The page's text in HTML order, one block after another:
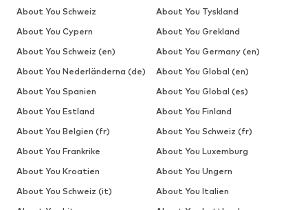
About You Schweiz
About You Tyskland
About You Cypern
About You Grekland
About You Schweiz (en)
About You Germany (en)
About You Nederländerna (de)
About You Global (en)
About You Spanien
About You Global (es)
About You Estland
About You Finland
About You Belgien (fr)
About You Schweiz (fr)
About You Frankrike
About You Luxemburg
About You Kroatien
About You Ungern
About You Schweiz (it)
About You Italien